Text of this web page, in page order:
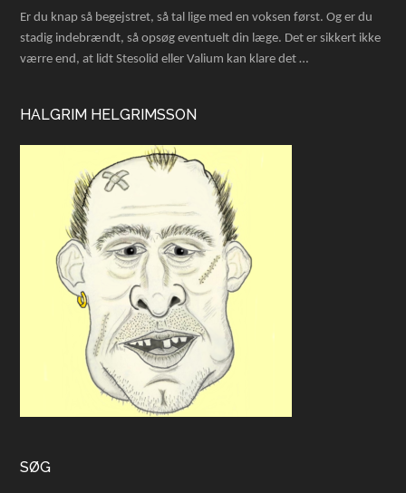
Er du knap så begejstret, så tal lige med en voksen først. Og er du
stadig indebrændt, så opsøg eventuelt din læge. Det er sikkert ikke
værre end, at lidt Stesolid eller Valium kan klare det …
HALGRIM HELGRIMSSON
SØG